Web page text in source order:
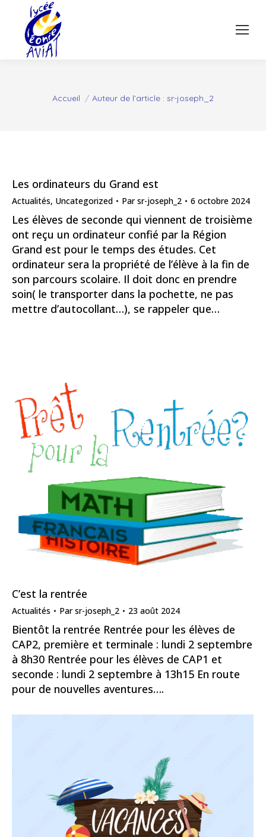
Vous êtes ici :
Accueil Auteur de l’article : sr-joseph_2
Les ordinateurs du Grand est
Actualités, Uncategorized Parsr-joseph_2 6 octobre 2024
Les élèves de seconde qui viennent de troisième
ont reçu un ordinateur confié par la Région
Grand est pour le temps des études. Cet
ordinateur sera la propriété de l’élève à la fin de
son parcours scolaire. Il doit donc en prendre
soin( le transporter dans la pochette, ne pas
mettre d’autocollant…), se rappeler que…
C’est la rentrée
Actualités Parsr-joseph_2 23 août 2024
Bientôt la rentrée Rentrée pour les élèves de
CAP2, première et terminale : lundi 2 septembre
à 8h30 Rentrée pour les élèves de CAP1 et
seconde : lundi 2 septembre à 13h15 En route
pour de nouvelles aventures….